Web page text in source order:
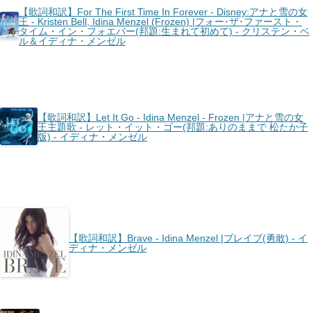
【歌詞和訳】For The First Time In Forever - Disney:アナと雪の女
王 - Kristen Bell, Idina Menzel (Frozen) |フォー･ザ･ファースト・
タイム・イン・フォエバー(邦題:生まれて初めて) - クリステン・ベ
ル＆イディナ・メンゼル
【歌詞和訳】Let It Go - Idina Menzel - Frozen |アナと雪の女
王主題歌 - レット・イット・ゴー(邦題:ありのままで 松たか子
版) - イディナ・メンゼル
【歌詞和訳】Brave - Idina Menzel |ブレイブ(勇敢) - イ
ディナ・メンゼル